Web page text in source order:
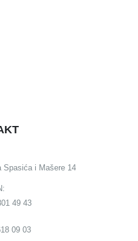
Spasića i Mašere 14
49 43
09 03